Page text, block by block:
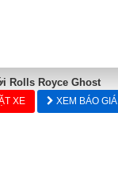
Rolls Royce Ghost
XE XEM BÁO GIÁ